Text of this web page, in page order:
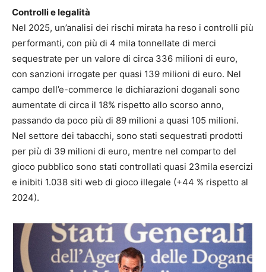
Controlli e legalità
Nel 2025, un’analisi dei rischi mirata ha reso i controlli più
performanti, con più di 4 mila tonnellate di merci
sequestrate per un valore di circa 336 milioni di euro,
con sanzioni irrogate per quasi 139 milioni di euro. Nel
campo dell’e-commerce le dichiarazioni doganali sono
aumentate di circa il 18% rispetto allo scorso anno,
passando da poco più di 89 milioni a quasi 105 milioni.
Nel settore dei tabacchi, sono stati sequestrati prodotti
per più di 39 milioni di euro, mentre nel comparto del
gioco pubblico sono stati controllati quasi 23mila esercizi
e inibiti 1.038 siti web di gioco illegale (+44 % rispetto al
2024).